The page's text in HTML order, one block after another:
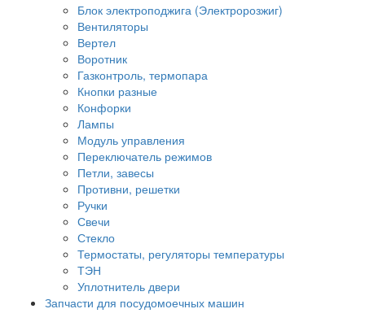
Блок электроподжига (Электророзжиг)
Вентиляторы
Вертел
Воротник
Газконтроль, термопара
Кнопки разные
Конфорки
Лампы
Модуль управления
Переключатель режимов
Петли, завесы
Противни, решетки
Ручки
Свечи
Стекло
Термостаты, регуляторы температуры
ТЭН
Уплотнитель двери
Запчасти для посудомоечных машин